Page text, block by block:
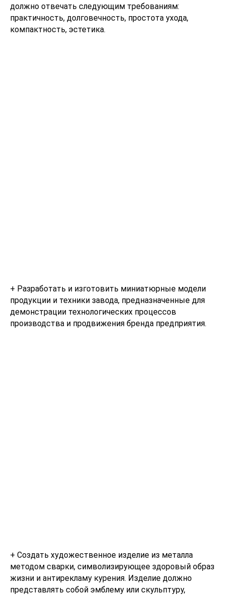
должно отвечать следующим требованиям:
практичность, долговечность, простота ухода,
компактность, эстетика.
+ Разработать и изготовить миниатюрные модели
продукции и техники завода, предназначенные для
демонстрации технологических процессов
производства и продвижения бренда предприятия.
+ Создать художественное изделие из металла
методом сварки, символизирующее здоровый образ
жизни и антирекламу курения. Изделие должно
представлять собой эмблему или скульптуру,